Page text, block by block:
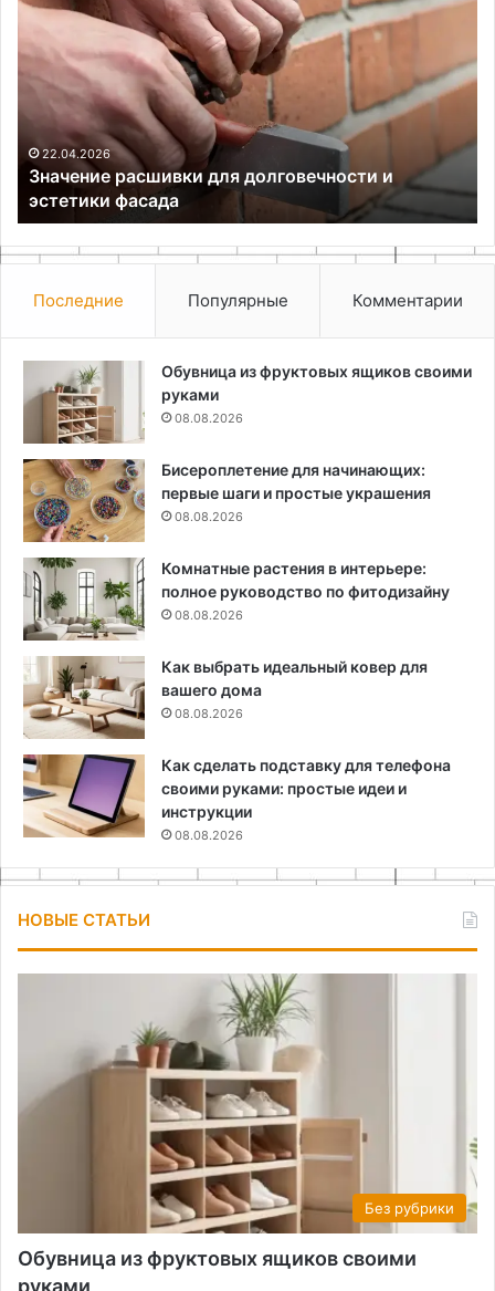
расшивки
долговечности
эстетики
фасада
22.04.2026
Значение расшивки для долговечности и
эстетики фасада
Последние Популярные Комментарии
Обувница из фруктовых ящиков своими
руками
08.08.2026
Бисероплетение для начинающих:
первые шаги и простые украшения
08.08.2026
Комнатные растения в интерьере:
полное руководство по фитодизайну
08.08.2026
Как выбрать идеальный ковер для
вашего дома
08.08.2026
Как сделать подставку для телефона
своими руками: простые идеи и
инструкции
08.08.2026
НОВЫЕ СТАТЬИ
Без рубрики
Обувница из фруктовых ящиков своими
руками